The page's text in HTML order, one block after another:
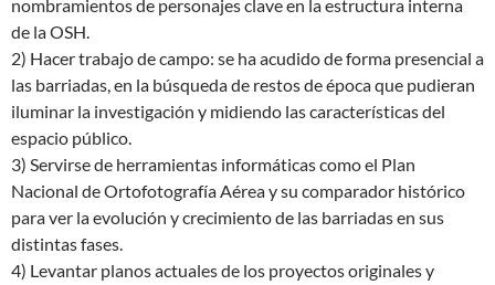
nombramientos de personajes clave en la estructura interna
de la OSH.
2) Hacer trabajo de campo: se ha acudido de forma presencial a
las barriadas, en la búsqueda de restos de época que pudieran
iluminar la investigación y midiendo las características del
espacio público.
3) Servirse de herramientas informáticas como el Plan
Nacional de Ortofotografía Aérea y su comparador histórico
para ver la evolución y crecimiento de las barriadas en sus
distintas fases.
4) Levantar planos actuales de los proyectos originales y